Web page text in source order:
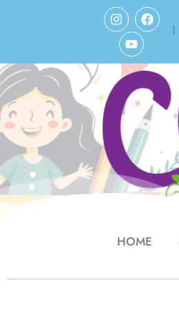
pelo seu trabalho! Amei!❤️👏🏻
HOME